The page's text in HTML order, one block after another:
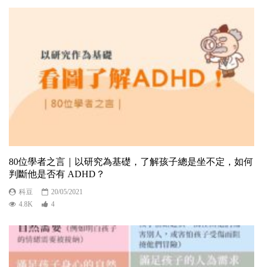
80位學者之言｜以研究為基礎，了解孩子總是坐不定，如何
判斷他是否有 ADHD？
科豆
20/05/2021
4.8K
4